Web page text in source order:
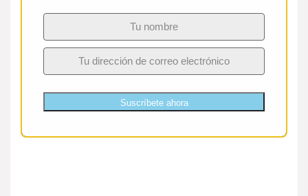
Suscríbete ahora